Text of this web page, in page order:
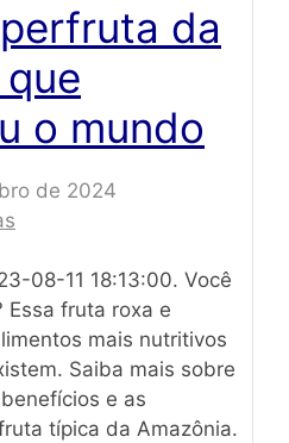
da
o mundo
de 2024
08-11 18:13:00. Você
Essa fruta roxa e
mais nutritivos
Saiba mais sobre
e as
típica da Amazônia.